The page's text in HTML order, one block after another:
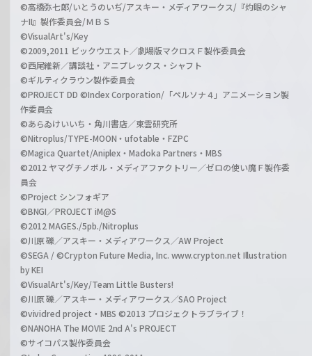
©高橋弥七郎/いとうのいぢ/アスキー・メディアワークス/『灼眼のシャ
ナII』製作委員会/ＭＢＳ
©VisualArt's/Key
©2009,2011 ビックウエスト／劇場版マクロスＦ製作委員会
©西尾維新／講談社・アニプレックス・シャフト
©ギルティクラウン製作委員会
©PROJECT DD ©Index Corporation/「ペルソナ４」アニメーション製
作委員会
©あらゐけいいち・角川書店／東雲研究所
©Nitroplus/TYPE-MOON・ufotable・FZPC
©Magica Quartet/Aniplex・Madoka Partners・MBS
©2012 ヤマグチノボル・メディアファクトリー／ゼロの使い魔Ｆ製作委
員会
©Project シンフォギア
©BNGI／PROJECT iM@S
©2012 MAGES./5pb./Nitroplus
©川原 礫／アスキー・メディアワークス／AW Project
©SEGA / ©Crypton Future Media, Inc. www.crypton.net Illustration
by KEI
©VisualArt's/Key/Team Little Busters!
©川原 礫／アスキー・メディアワークス／SAO Project
©vividred project・MBS ©2013 プロジェクトラブライブ！
©NANOHA The MOVIE 2nd A's PROJECT
©サイコパス製作委員会